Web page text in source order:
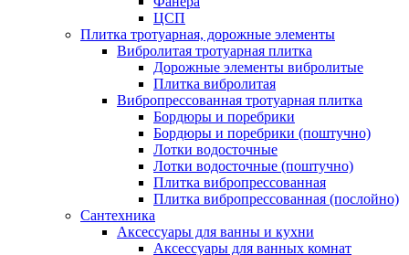
ЦСП
Плитка тротуарная, дорожные элементы
Вибролитая тротуарная плитка
Дорожные элементы вибролитые
Плитка вибролитая
Вибропрессованная тротуарная плитка
Бордюры и поребрики
Бордюры и поребрики (поштучно)
Лотки водосточные
Лотки водосточные (поштучно)
Плитка вибропрессованная
Плитка вибропрессованная (послойно)
Сантехника
Аксессуары для ванны и кухни
Аксессуары для ванных комнат